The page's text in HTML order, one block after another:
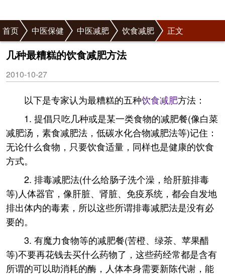
首页 中医保健 中医减肥 饮食减肥 正文
几种最糟糕的饮食减肥方法
2010-10-27
以下是专家认为最糟糕的五种饮食减肥方法：
1. 提倡只吃几种或是某一类食物的减肥餐(像白菜
减肥汤，素食减肥法，低碳水化合物减肥法等)记住：
无论什么食物，只要饮食适量，同样也是健康的饮食
方式。
2. 排毒减肥法(什么给肠子洗个澡，给肝脏排毒
等)人体器官，像肝脏、肾脏、免疫系统，都会自发地
排出体内的毒素，所以这些所谓排毒减肥法是没有必
要的。
3. 有魔力食物等的减肥餐(苦橙、绿茶、苹果醋
等)不要再花钱去买什么药物了，这些药经常都是含有
所谓的可以助消耗的酶，人体本身需要新陈代谢，能